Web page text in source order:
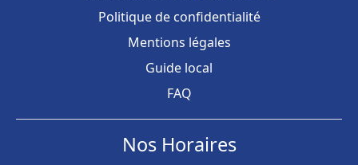
Politique de confidentialité
Mentions légales
Guide local
FAQ
Nos Horaires